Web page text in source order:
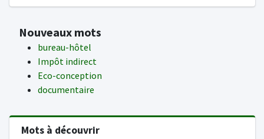
Nouveaux mots
bureau-hôtel
Impôt indirect
Eco-conception
documentaire
Mots à découvrir